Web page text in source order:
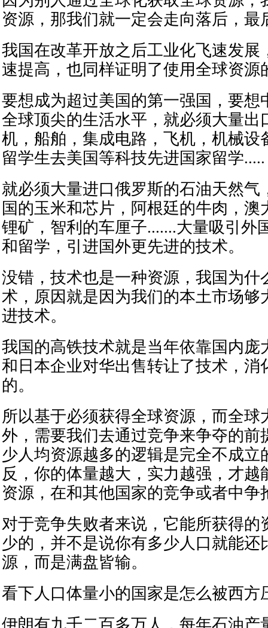
资源，那我们就一定会走向落后，最
我国在改革开放之后工业化飞速发展
速提高，也同样证明了使用全球资源
要想成为超过美国的第一强国，要想
全球顶尖的生活水平，就必须大量出
机，船舶，集成电路，飞机，机械设
留学生去美国等科技先进国家留学.....
就必须大量进口俄罗斯的石油天然气
国的玉米和芯片，阿根廷的牛肉，澳
锂矿，智利的车厘子.......大量吸引外
和留学，引进国外更先进的技术。
没错，技术也是一种资源，我国为什
术，原因就是因为我们的本土市场够
进技术。
我国的高铁技术就是当年依靠国内庞
和日本企业对华出售转让了技术，消
的。
所以基于必须获得全球资源，而全球
外，需要我们去通过竞争来争夺的前
少人均资源越多的逻辑是完全不成立
反，你的体量越大，实力越强，才越
资源，在和其他国家的竞争或者中争
对于竞争失败者来说，它能所获得的
少的，并不是说你有多少人口就能还
源，而是满盘皆输。
看下人口体量小的国家是怎么被西方
伊朗有九千二百多万人，每年石油产